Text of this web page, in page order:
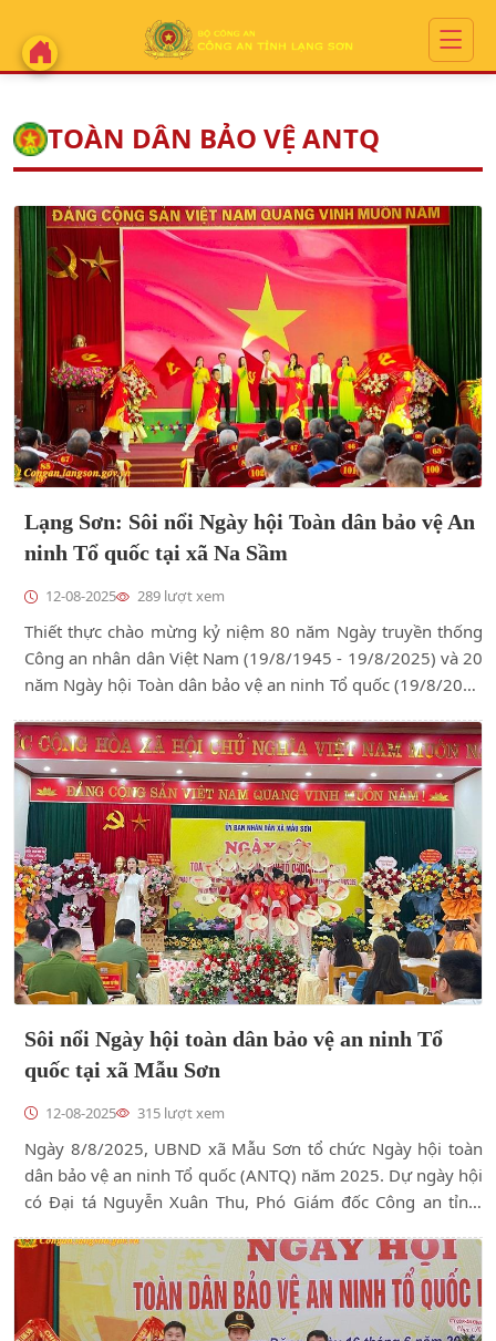
TOÀN DÂN BẢO VỆ ANTQ
Lạng Sơn: Sôi nổi Ngày hội Toàn dân bảo vệ An
ninh Tổ quốc tại xã Na Sầm
12-08-2025 289 lượt xem
Thiết thực chào mừng kỷ niệm 80 năm Ngày truyền thống
Công an nhân dân Việt Nam (19/8/1945 - 19/8/2025) và 20
năm Ngày hội Toàn dân bảo vệ an ninh Tổ quốc (19/8/2005
trọng tổ chức Ngày hội Toàn dân bảo vệ an ninh Tổ quốc
năm 2025.
Sôi nổi Ngày hội toàn dân bảo vệ an ninh Tổ
quốc tại xã Mẫu Sơn
12-08-2025 315 lượt xem
Ngày 8/8/2025, UBND xã Mẫu Sơn tổ chức Ngày hội toàn
dân bảo vệ an ninh Tổ quốc (ANTQ) năm 2025. Dự ngày hội
có Đại tá Nguyễn Xuân Thu, Phó Giám đốc Công an tỉnh,
vệ an ninh Tổ quốc tỉnh; đại diện một số phòng nghiệp vụ
Công an tỉnh; các cơ quan, đơn vị, doanh nghiệp trên địa
bàn xã Mẫu Sơn.